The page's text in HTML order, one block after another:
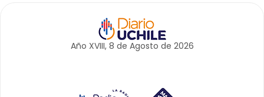
Año XVIII, 8 de Agosto de 2026